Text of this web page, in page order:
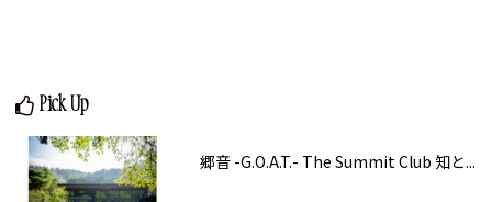
Pick Up
郷音 -G.O.A.T.- The Summit Club 知と...